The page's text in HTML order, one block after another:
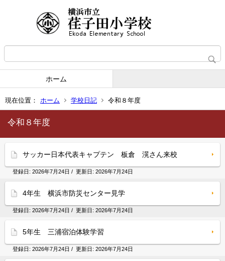
ホーム
現在位置： ホーム 学校日記 令和８年度
令和８年度
サッカー日本代表キャプテン 板倉 滉さん来校
登録日: 2026年7月24日 / 更新日: 2026年7月24日
4年生 横浜市防災センター見学
登録日: 2026年7月24日 / 更新日: 2026年7月24日
5年生 三浦宿泊体験学習
登録日: 2026年7月24日 / 更新日: 2026年7月24日